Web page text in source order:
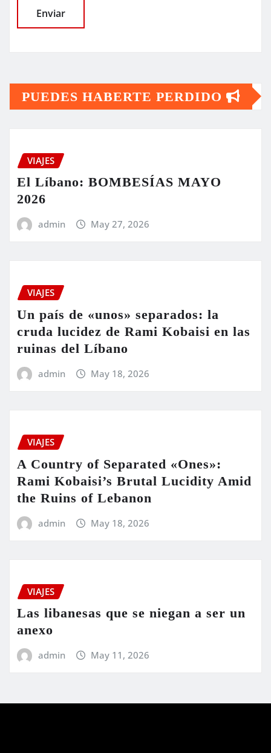
PUEDES HABERTE PERDIDO
VIAJES
El Líbano: BOMBESÍAS MAYO
2026
admin May 27, 2026
VIAJES
Un país de «unos» separados: la
cruda lucidez de Rami Kobaisi en las
ruinas del Líbano
admin May 18, 2026
VIAJES
A Country of Separated «Ones»:
Rami Kobaisi’s Brutal Lucidity Amid
the Ruins of Lebanon
admin May 18, 2026
VIAJES
Las libanesas que se niegan a ser un
anexo
admin May 11, 2026